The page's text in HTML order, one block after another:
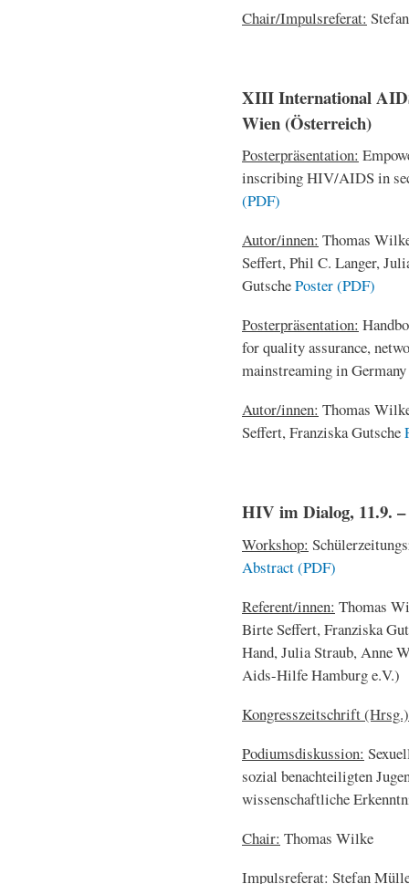
Chair/Impulsreferat:
XIII International
Wien (Österreich)
Posterpräsentation:
inscribing HIV/AIDS in
(PDF)
Autor/innen: Thomas
Seffert, Phil C. Langer,
GutschePoster (PDF)
Posterpräsentation:
for quality assurance,
mainstreaming in Germany
Autor/innen: Thomas
Seffert, Franziska Gutsche
HIV im Dialog, 11.9. –
Workshop:
Abstract (PDF)
Referent/innen: Thomas
Birte Seffert, Franziska
Hand, Julia Straub, Anne
Aids-Hilfe Hamburg e.V.)
Kongresszeitschrift
Podiumsdiskussion:
sozial benachteiligten
wissenschaftliche
Chair: Thomas Wilke
Impulsreferat: Stefan